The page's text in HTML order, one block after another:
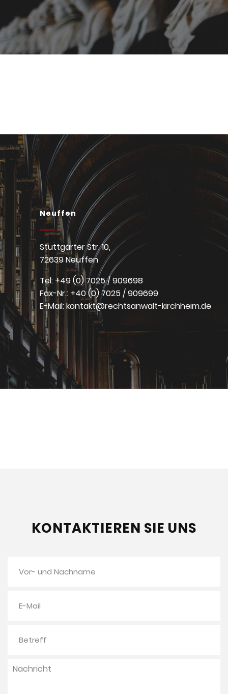
Neuffen
Stuttgarter Str. 10,
72639 Neuffen
Tel: +49 (0) 7025 / 909698
Fax-Nr.: +40 (0) 7025 / 909699
E-Mail: kontakt@rechtsanwalt-kirchheim.de
KONTAKTIEREN SIE UNS